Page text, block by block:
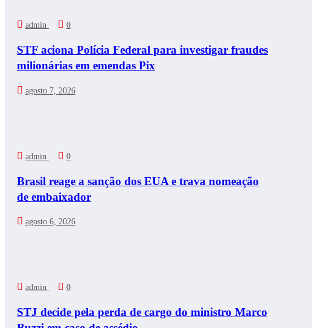
admin 0
STF aciona Polícia Federal para investigar fraudes
milionárias em emendas Pix
agosto 7, 2026
admin 0
Brasil reage a sanção dos EUA e trava nomeação
de embaixador
agosto 6, 2026
admin 0
STJ decide pela perda de cargo do ministro Marco